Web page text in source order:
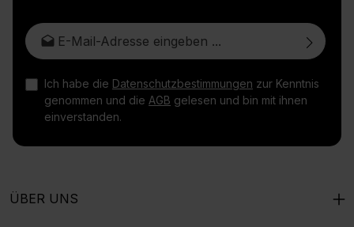
E-Mail-Adresse*
Ich habe die Datenschutzbestimmungen zur Kenntnis
genommen und die AGB gelesen und bin mit ihnen
einverstanden.
ÜBER UNS